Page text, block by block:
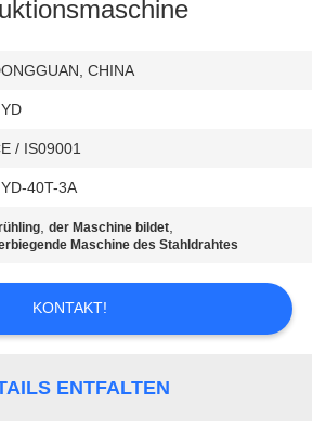
CHINA
/ IS09001
40T-3A
,der Maschine bildet,
Maschine des Stahldrahtes
KONTAKT!
ENTFALTEN